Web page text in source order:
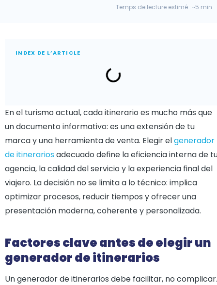
Temps de lecture estimé : ~5 min
INDEX DE L’ARTICLE
En el turismo actual, cada itinerario es mucho más que
un documento informativo: es una extensión de tu
marca y una herramienta de venta. Elegir elgenerador
de itinerariosadecuado define la eficiencia interna de
agencia, la calidad del servicio y la experiencia final del
viajero. La decisión no se limita a lo técnico: implica
optimizar procesos, reducir tiempos y ofrecer una
presentación moderna, coherente y personalizada.
Factores clave antes de elegir un
generador de itinerarios
Un generador de itinerarios debe facilitar, no complicar.